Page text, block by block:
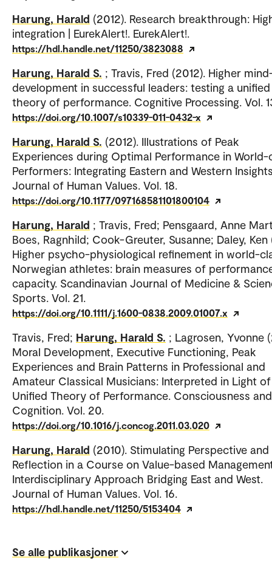
Harung, Harald (2012). Research breakthrough:
integration | EurekAlert!. EurekAlert!.
https://hdl.handle.net/11250/3823088
Harung, Harald S. ; Travis, Fred (2012). Higher
development in successful leaders: testing a unified
theory of performance. Cognitive Processing. Vol.
https://doi.org/10.1007/s10339-011-0432-x
Harung, Harald S. (2012). Illustrations of Peak
Experiences during Optimal Performance in World-
Performers: Integrating Eastern and Western
Journal of Human Values. Vol. 18.
https://doi.org/10.1177/097168581101800104
Harung, Harald ; Travis, Fred; Pensgaard, Anne
Boes, Ragnhild; Cook-Greuter, Susanne; Daley, Ken
Higher psycho-physiological refinement in world-
Norwegian athletes: brain measures of
capacity. Scandinavian Journal of Medicine &
Sports. Vol. 21.
https://doi.org/10.1111/j.1600-0838.2009.01007.x
Travis, Fred; Harung, Harald S. ; Lagrosen, Yvonne
Moral Development, Executive Functioning, Peak
Experiences and Brain Patterns in Professional and
Amateur Classical Musicians: Interpreted in Light
Unified Theory of Performance. Consciousness and
Cognition. Vol. 20.
https://doi.org/10.1016/j.concog.2011.03.020
Harung, Harald (2010). Stimulating Perspective and
Reflection in a Course on Value-based
Interdisciplinary Approach Bridging East and West.
Journal of Human Values. Vol. 16.
https://hdl.handle.net/11250/5153404
Se alle publikasjoner